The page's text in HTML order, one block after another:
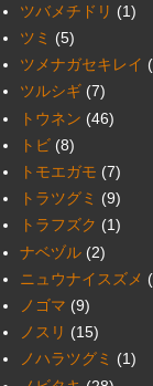
ツバメチドリ (1)
ツミ (5)
ツメナガセキレイ
ツルシギ (7)
トウネン (46)
トビ (8)
トモエガモ (7)
トラツグミ (9)
トラフズク (1)
ナベヅル (2)
ニュウナイスズメ
ノゴマ (9)
ノスリ (15)
ノハラツグミ (1)